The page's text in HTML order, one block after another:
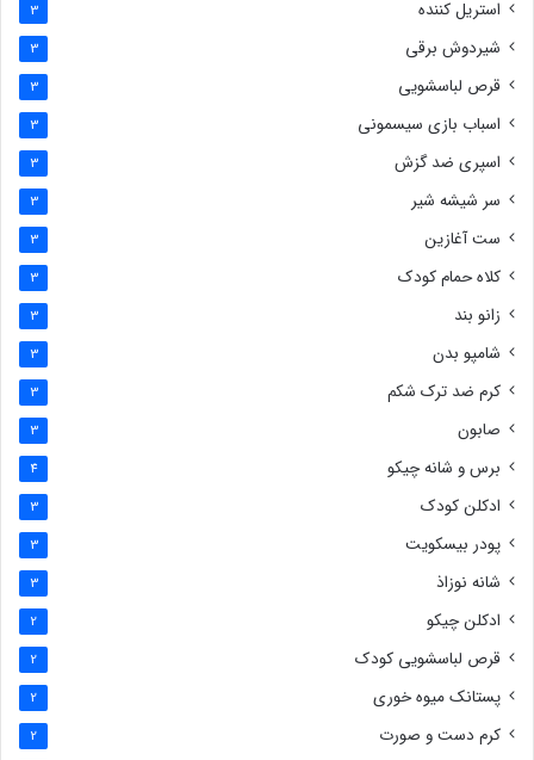
استریل کننده 3
شیردوش برقی 3
قرص لباسشویی 3
اسباب بازی سیسمونی 3
اسپری ضد گزش 3
سر شیشه شیر 3
ست آغازین 3
کلاه حمام کودک 3
زانو بند 3
شامپو بدن 3
کرم ضد ترک شکم 3
صابون 3
برس و شانه چیکو 4
ادکلن کودک 3
پودر بیسکویت 3
شانه نوزاذ 3
ادکلن چیکو 2
قرص لباسشویی کودک 2
پستانک میوه خوری 2
کرم دست و صورت 2